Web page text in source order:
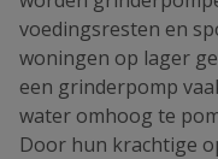
voedingsresten en
woningen op lager
een grinderpomp
water omhoog te
Door hun krachtige